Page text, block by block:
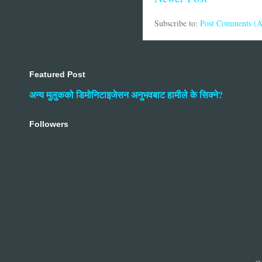
Subscribe to: Post Comments
Featured Post
अन्य मुलुकको डिमोनिटाइजेसन अनुभवबाट हामीले के सिक्ने?
Followers